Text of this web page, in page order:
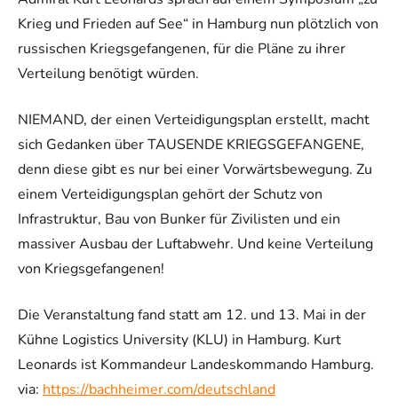
Krieg und Frieden auf See“ in Hamburg nun plötzlich von
russischen Kriegsgefangenen, für die Pläne zu ihrer
Verteilung benötigt würden.
NIEMAND, der einen Verteidigungsplan erstellt, macht
sich Gedanken über TAUSENDE KRIEGSGEFANGENE,
denn diese gibt es nur bei einer Vorwärtsbewegung. Zu
einem Verteidigungsplan gehört der Schutz von
Infrastruktur, Bau von Bunker für Zivilisten und ein
massiver Ausbau der Luftabwehr. Und keine Verteilung
von Kriegsgefangenen!
Die Veranstaltung fand statt am 12. und 13. Mai in der
Kühne Logistics University (KLU) in Hamburg. Kurt
Leonards ist Kommandeur Landeskommando Hamburg.
via: https://bachheimer.com/deutschland